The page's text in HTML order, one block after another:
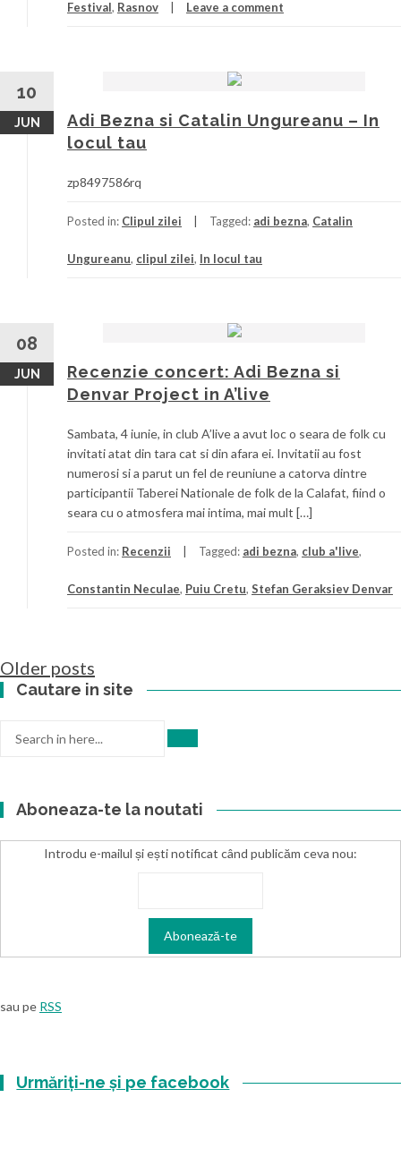
Festival, Rasnov Leave a comment
10
JUN
Adi Bezna si Catalin Ungureanu – In
locul tau
zp8497586rq
Posted in: Clipul zilei Tagged: adi bezna, Catalin
Ungureanu, clipul zilei, In locul tau
08
JUN
Recenzie concert: Adi Bezna si
Denvar Project in A’live
Sambata, 4 iunie, in club A’live a avut loc o seara de folk cu
invitati atat din tara cat si din afara ei. Invitatii au fost
numerosi si a parut un fel de reuniune a catorva dintre
participantii Taberei Nationale de folk de la Calafat, fiind o
seara cu o atmosfera mai intima, mai mult […]
Posted in: Recenzii Tagged: adi bezna, club a'live,
Constantin Neculae, Puiu Cretu, Stefan Geraksiev Denvar
Posts
navigation
Older posts
Cautare in site
for:
Aboneaza-te la noutati
Introdu e-mailul și ești notificat când publicăm ceva nou:
sau pe RSS
Urmăriți-ne și pe facebook